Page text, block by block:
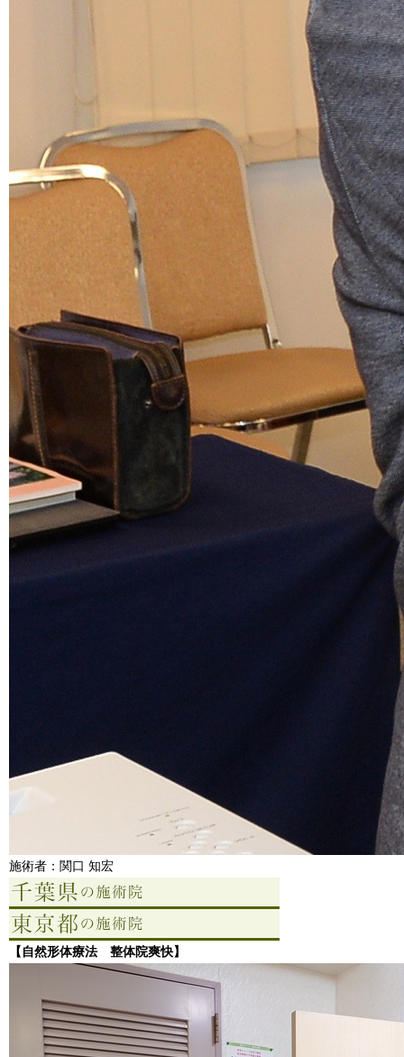
施術者：関口 知宏
【自然形体療法 整体院爽快】